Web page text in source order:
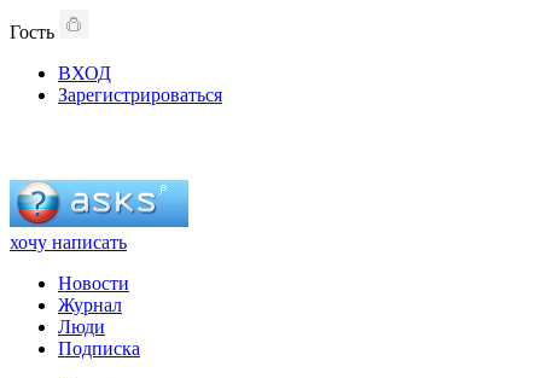
Гость
ВХОД
Зарегистрироваться
хочу написать
Новости
Журнал
Люди
Подписка